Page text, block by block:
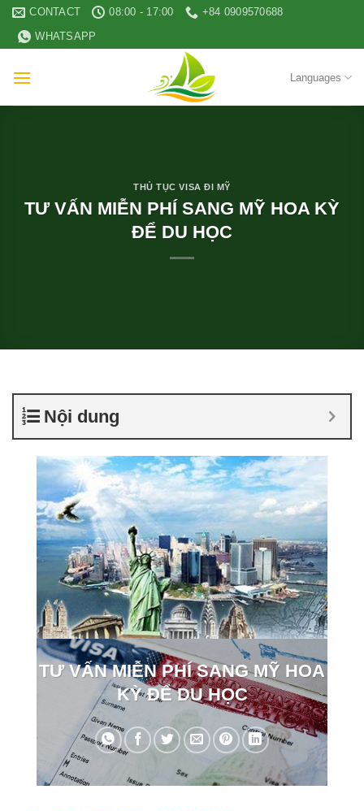
Skip
content
CONTACT 08:00 - 17:00
+84 0909570688
WHATSAPP
Languages
THỦ TỤC VISA ĐI MỸ
TƯ VẤN MIỄN PHÍ SANG MỸ HOA KỲ
ĐỂ DU HỌC
Nội dung
TƯ VẤN MIỄN PHÍ SANG MỸ HOA
KỲ ĐỂ DU HỌC